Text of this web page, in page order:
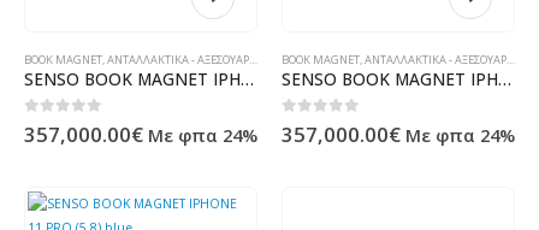
BOOK MAGNET,ΑΝΤΑΛΛΑΚΤΙΚΆ - ΑΞΕΣΟΥΆΡ ΥΠΟΛΟΓΙΣΤΏΝ - ΗΛΕΚΤΡΟΝΙΚΆ
SENSO BOOK MAGNET IPHONE 11 (6.1) blue
0 out of 5
357,000.00€ Με φπα 24%
BOOK MAGNET,ΑΝΤΑΛΛΑΚΤΙΚΆ - ΑΞΕΣΟΥΆΡ ΥΠΟΛΟΓΙΣΤΏΝ - ΗΛΕΚΤΡΟΝΙΚΆ
SENSO BOOK MAGNET IPHONE 11 (6.1) black
0 out of 5
357,000.00€ Με φπα 24%